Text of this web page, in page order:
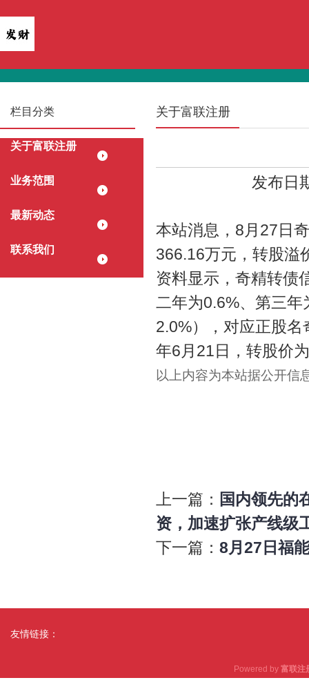
栏目分类
关于富联注册
业务范围
最新动态
联系我们
关于富联注册
发布日
本站消息，8月27日
366.16万元，转股溢
资料显示，奇精转债
二年为0.6%、第三
2.0%），对应正股
年6月21日，转股价
以上内容为本站据公开信
上一篇： 国内领先的
资，加速扩张产线级
下一篇： 8月27日福
友情链接：
Powered by 富联注